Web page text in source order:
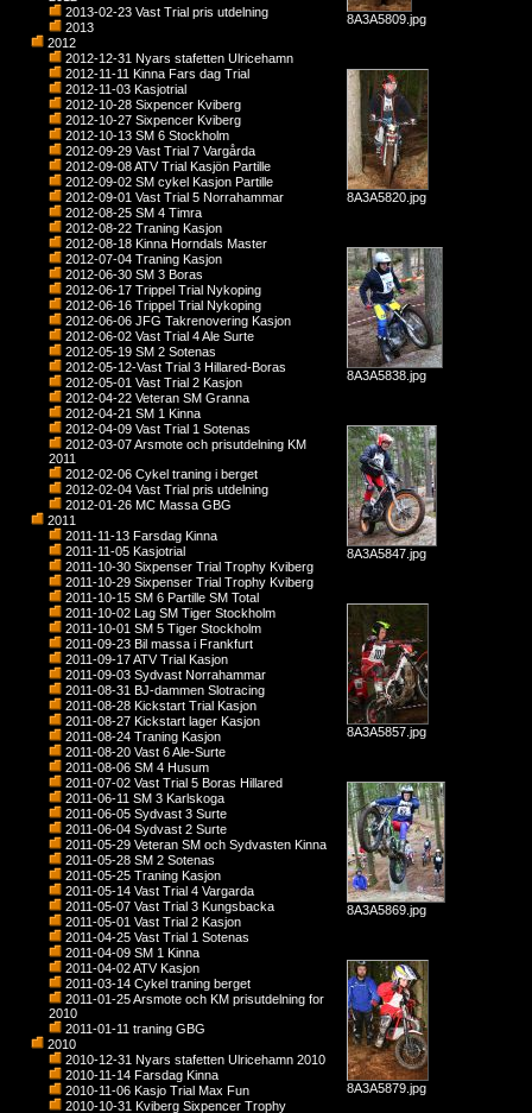
2013-02-23 Vast Trial pris utdelning
2013
2012
2012-12-31 Nyars stafetten Ulricehamn
2012-11-11 Kinna Fars dag Trial
2012-11-03 Kasjotrial
2012-10-28 Sixpencer Kviberg
2012-10-27 Sixpencer Kviberg
2012-10-13 SM 6 Stockholm
2012-09-29 Vast Trial 7 Vargårda
2012-09-08 ATV Trial Kasjön Partille
2012-09-02 SM cykel Kasjon Partille
2012-09-01 Vast Trial 5 Norrahammar
2012-08-25 SM 4 Timra
2012-08-22 Traning Kasjon
2012-08-18 Kinna Horndals Master
2012-07-04 Traning Kasjon
2012-06-30 SM 3 Boras
2012-06-17 Trippel Trial Nykoping
2012-06-16 Trippel Trial Nykoping
2012-06-06 JFG Takrenovering Kasjon
2012-06-02 Vast Trial 4 Ale Surte
2012-05-19 SM 2 Sotenas
2012-05-12-Vast Trial 3 Hillared-Boras
2012-05-01 Vast Trial 2 Kasjon
2012-04-22 Veteran SM Granna
2012-04-21 SM 1 Kinna
2012-04-09 Vast Trial 1 Sotenas
2012-03-07 Arsmote och prisutdelning KM
2011
2012-02-06 Cykel traning i berget
2012-02-04 Vast Trial pris utdelning
2012-01-26 MC Massa GBG
2011
2011-11-13 Farsdag Kinna
2011-11-05 Kasjotrial
2011-10-30 Sixpenser Trial Trophy Kviberg
2011-10-29 Sixpenser Trial Trophy Kviberg
2011-10-15 SM 6 Partille SM Total
2011-10-02 Lag SM Tiger Stockholm
2011-10-01 SM 5 Tiger Stockholm
2011-09-23 Bil massa i Frankfurt
2011-09-17 ATV Trial Kasjon
2011-09-03 Sydvast Norrahammar
2011-08-31 BJ-dammen Slotracing
2011-08-28 Kickstart Trial Kasjon
2011-08-27 Kickstart lager Kasjon
2011-08-24 Traning Kasjon
2011-08-20 Vast 6 Ale-Surte
2011-08-06 SM 4 Husum
2011-07-02 Vast Trial 5 Boras Hillared
2011-06-11 SM 3 Karlskoga
2011-06-05 Sydvast 3 Surte
2011-06-04 Sydvast 2 Surte
2011-05-29 Veteran SM och Sydvasten Kinna
2011-05-28 SM 2 Sotenas
2011-05-25 Traning Kasjon
2011-05-14 Vast Trial 4 Vargarda
2011-05-07 Vast Trial 3 Kungsbacka
2011-05-01 Vast Trial 2 Kasjon
2011-04-25 Vast Trial 1 Sotenas
2011-04-09 SM 1 Kinna
2011-04-02 ATV Kasjon
2011-03-14 Cykel traning berget
2011-01-25 Arsmote och KM prisutdelning for
2010
2011-01-11 traning GBG
2010
2010-12-31 Nyars stafetten Ulricehamn 2010
2010-11-14 Farsdag Kinna
2010-11-06 Kasjo Trial Max Fun
2010-10-31 Kviberg Sixpencer Trophy
8A3A5809.jpg
8A3A5820.jpg
8A3A5838.jpg
8A3A5847.jpg
8A3A5857.jpg
8A3A5869.jpg
8A3A5879.jpg